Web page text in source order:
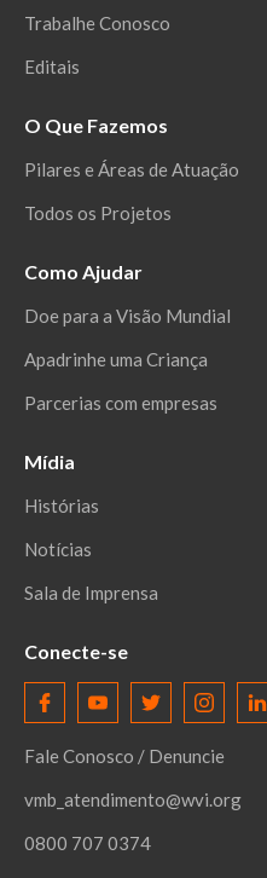
Trabalhe Conosco
Editais
O Que Fazemos
Pilares e Áreas de Atuação
Todos os Projetos
Como Ajudar
Doe para a Visão Mundial
Apadrinhe uma Criança
Parcerias com empresas
Mídia
Histórias
Notícias
Sala de Imprensa
Conecte-se
Fale Conosco / Denuncie
vmb_atendimento@wvi.org
0800 707 0374